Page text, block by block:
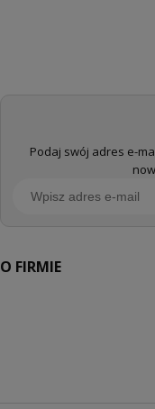
Podaj swój adres e-
O FIRMIE